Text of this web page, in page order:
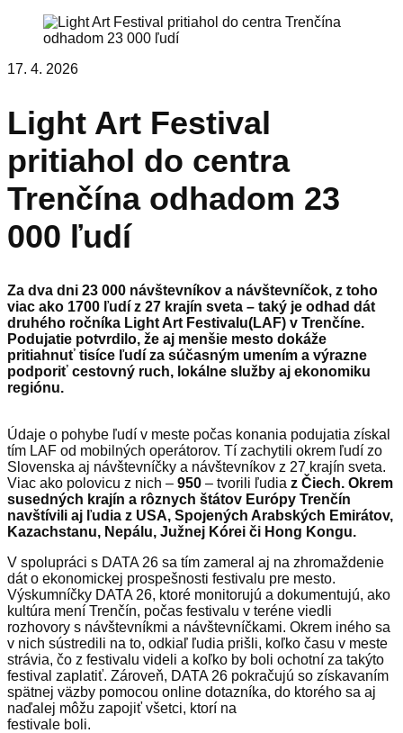
17. 4. 2026
Light Art Festival
pritiahol do centra
Trenčína odhadom 23
000 ľudí
Za dva dni 23 000 návštevníkov a návštevníčok, z toho
viac ako 1700 ľudí z 27 krajín sveta – taký je odhad dát
druhého ročníka Light Art Festivalu(LAF) v Trenčíne.
Podujatie potvrdilo, že aj menšie mesto dokáže
pritiahnuť tisíce ľudí za súčasným umením a výrazne
podporiť cestovný ruch, lokálne služby aj ekonomiku
regiónu.
Údaje o pohybe ľudí v meste počas konania podujatia získal
tím LAF od mobilných operátorov. Tí zachytili okrem ľudí zo
Slovenska aj návštevníčky a návštevníkov z 27 krajín sveta.
Viac ako polovicu z nich – 950 – tvorili ľudia z Čiech. Okrem
susedných krajín a rôznych štátov Európy Trenčín
navštívili aj ľudia z USA, Spojených Arabských Emirátov,
Kazachstanu, Nepálu, Južnej Kórei či Hong Kongu.
V spolupráci s DATA 26 sa tím zameral aj na zhromaždenie
dát o ekonomickej prospešnosti festivalu pre mesto.
Výskumníčky DATA 26, ktoré monitorujú a dokumentujú, ako
kultúra mení Trenčín, počas festivalu v teréne viedli
rozhovory s návštevníkmi a návštevníčkami. Okrem iného sa
v nich sústredili na to, odkiaľ ľudia prišli, koľko času v meste
strávia, čo z festivalu videli a koľko by boli ochotní za takýto
festival zaplatiť. Zároveň, DATA 26 pokračujú so získavaním
spätnej väzby pomocou online dotazníka, do ktorého sa aj
naďalej môžu zapojiť všetci, ktorí na
festivale boli.